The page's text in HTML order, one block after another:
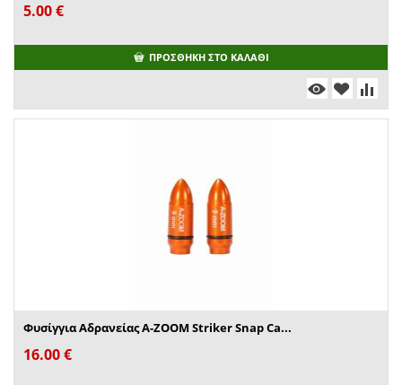
5.00€
ΠΡΟΣΘΉΚΗ ΣΤΟ ΚΑΛΆΘΙ
Φυσίγγια Αδρανείας A-ZOOM Striker Snap Ca...
16.00€